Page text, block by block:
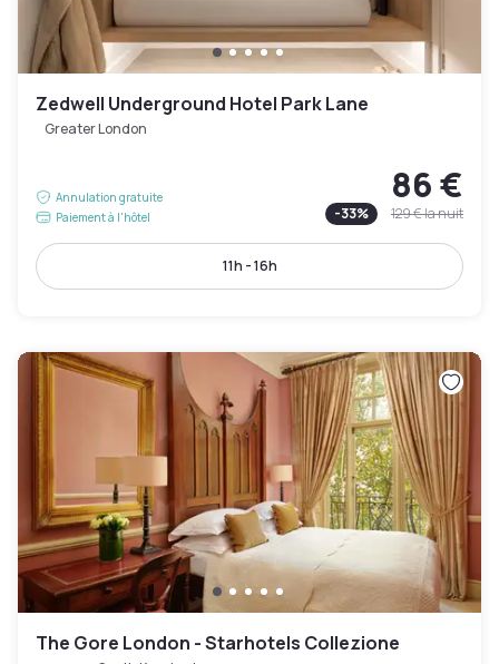
Zedwell Underground Hotel Park Lane
Greater London
Annulation gratuite
Paiement à l'hôtel
86 €
-33% 129 €la nuit
11h - 16h
The Gore London - Starhotels Collezione